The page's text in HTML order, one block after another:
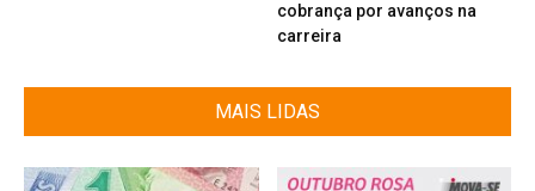
cobrança por avanços na
carreira
MAIS LIDAS